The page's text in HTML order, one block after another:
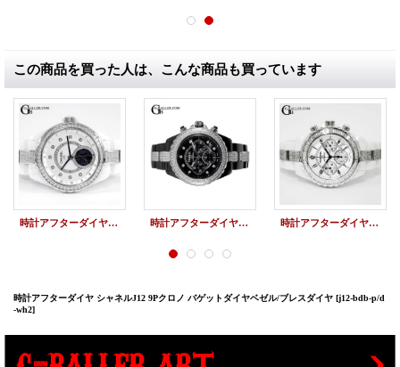
この商品を買った人は、こんな商品も買っています
時計アフターダイヤ シャネルJ12 ファーズドゥリュヌ 白 ダイヤベゼル/ブレスダイヤ 時計アフターダイヤ シャネルJ12 9Pクロノ ベゼルダイヤ/ブレスダイヤ 時計アフターダイヤ シャネル J12アフターダイヤ クロノ バゲットダイヤベゼル/ブレスダイヤ
時計アフターダイヤ シャネルJ12 9Pクロノ バゲットダイヤベゼル/ブレスダイヤ [j12-bdb-p/d
-wh2]